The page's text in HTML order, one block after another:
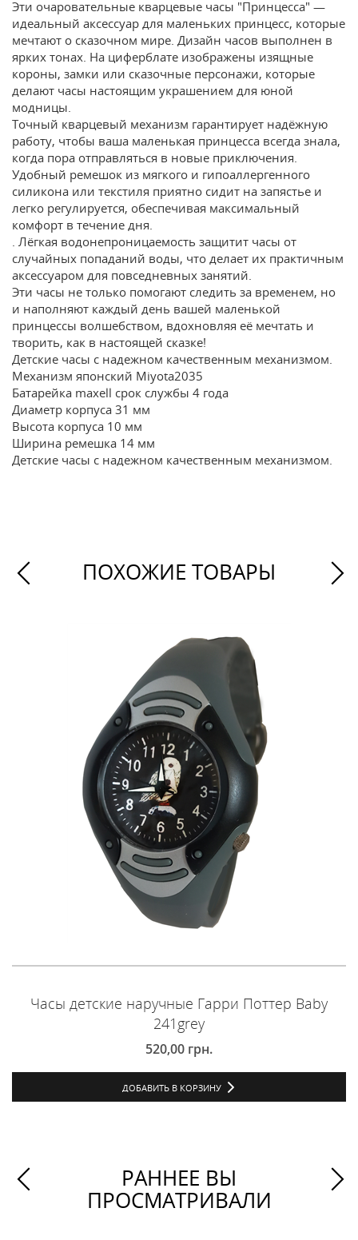
Эти очаровательные кварцевые часы "Принцесса" —
идеальный аксессуар для маленьких принцесс, которые
мечтают о сказочном мире. Дизайн часов выполнен в
ярких тонах. На циферблате изображены изящные
короны, замки или сказочные персонажи, которые
делают часы настоящим украшением для юной
модницы.
Точный кварцевый механизм гарантирует надёжную
работу, чтобы ваша маленькая принцесса всегда знала,
когда пора отправляться в новые приключения.
Удобный ремешок из мягкого и гипоаллергенного
силикона или текстиля приятно сидит на запястье и
легко регулируется, обеспечивая максимальный
комфорт в течение дня.
. Лёгкая водонепроницаемость защитит часы от
случайных попаданий воды, что делает их практичным
аксессуаром для повседневных занятий.
Эти часы не только помогают следить за временем, но
и наполняют каждый день вашей маленькой
принцессы волшебством, вдохновляя её мечтать и
творить, как в настоящей сказке!
Детские часы с надежном качественным механизмом.
Механизм японский Miyota2035
Батарейка maxell срок службы 4 года
Диаметр корпуса 31 мм
Высота корпуса 10 мм
Ширина ремешка 14 мм
Детские часы с надежном качественным механизмом.
ПОХОЖИЕ ТОВАРЫ
Часы детские наручные Гарри Поттер Baby
241grey
520,00 грн.
ДОБАВИТЬ В КОРЗИНУ
РАННЕЕ ВЫ
ПРОСМАТРИВАЛИ